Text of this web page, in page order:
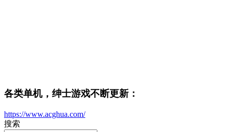
各类单机，绅士游戏不断更新：
https://www.acghua.com/
搜索